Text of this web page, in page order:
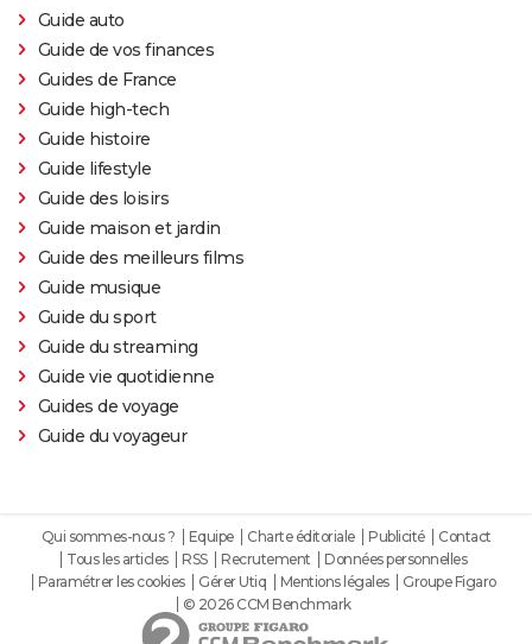
Guide auto
Guide de vos finances
Guides de France
Guide high-tech
Guide histoire
Guide lifestyle
Guide des loisirs
Guide maison et jardin
Guide des meilleurs films
Guide musique
Guide du sport
Guide du streaming
Guide vie quotidienne
Guides de voyage
Guide du voyageur
Qui sommes-nous ? Equipe Charte éditoriale Publicité
Contact
Tous les articles
RSS Recrutement
Données personnelles
Paramétrer les cookies
Gérer Utiq Mentions légales
Groupe Figaro
© 2026 CCM Benchmark